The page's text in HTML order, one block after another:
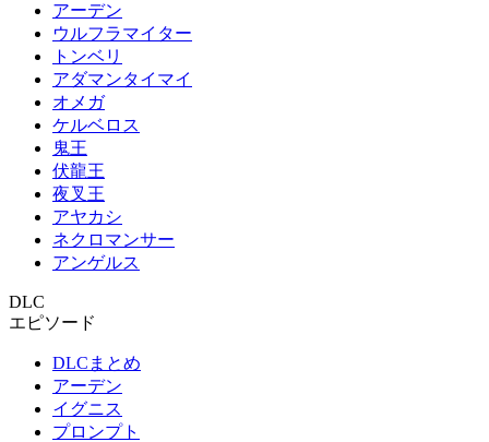
アーデン
ウルフラマイター
トンベリ
アダマンタイマイ
オメガ
ケルベロス
鬼王
伏龍王
夜叉王
アヤカシ
ネクロマンサー
アンゲルス
DLC
エピソード
DLCまとめ
アーデン
イグニス
プロンプト